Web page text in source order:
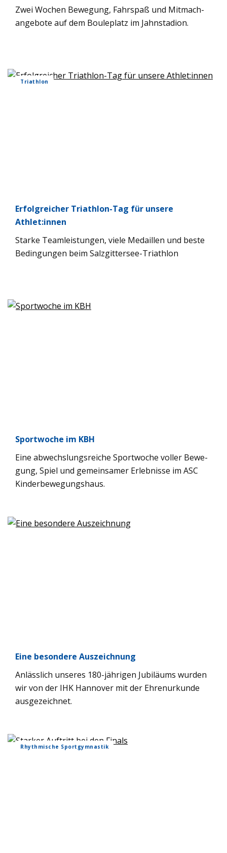
Zwei Wochen Bewe­gung, Fahr­spaß und Mit­ma­ch­
an­ge­bote auf dem Boule­platz im Jahn­sta­dion.
Tri­ath­lon
Erfolg­rei­cher Tri­ath­lon-Tag für unsere
Athlet:innen
Starke Team­leis­tun­gen, viele Medail­len und beste
Bedin­gun­gen beim Salz­git­ter­see-Tri­ath­lon
Sport­wo­che im KBH
Eine abwechs­lungs­rei­che Sport­wo­che vol­ler Bewe­
gung, Spiel und gemein­sa­mer Erleb­nisse im ASC
Kin­der­be­we­gungs­haus.
Eine beson­dere Aus­zeich­nung
Anläss­lich unse­res 180-jäh­ri­gen Jubi­lä­ums wur­den
wir von der IHK Han­no­ver mit der Ehren­ur­kunde
aus­ge­zeich­net.
Rhyth­mi­sche Sport­gym­nas­tik